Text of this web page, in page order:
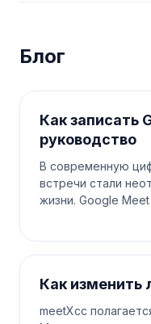
Блог
Как записать
руководство
В современную
встречи стали
жизни. Google
Как изменить
meetXcc